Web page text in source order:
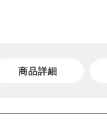
商品詳細